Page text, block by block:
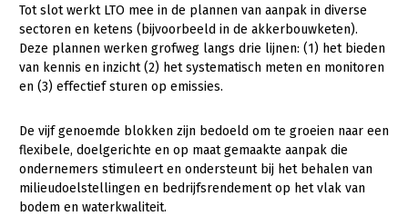
Tot slot werkt LTO mee in de plannen van aanpak in diverse
sectoren en ketens (bijvoorbeeld in de akkerbouwketen).
Deze plannen werken grofweg langs drie lijnen: (1) het bieden
van kennis en inzicht (2) het systematisch meten en monitoren
en (3) effectief sturen op emissies.
De vijf genoemde blokken zijn bedoeld om te groeien naar een
flexibele, doelgerichte en op maat gemaakte aanpak die
ondernemers stimuleert en ondersteunt bij het behalen van
milieudoelstellingen en bedrijfsrendement op het vlak van
bodem en waterkwaliteit.